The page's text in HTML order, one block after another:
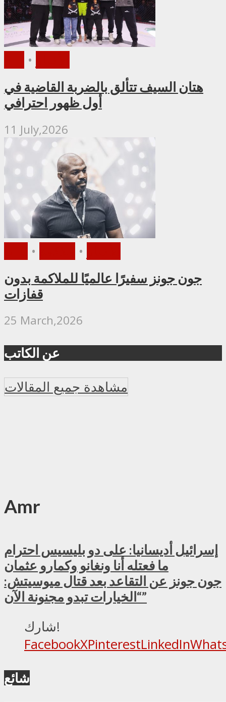
•
هتان السيف تتألق بالضربة القاضية في
أول ظهور احترافي
11 July,2026
• •
جون جونز سفيرًا عالميًا للملاكمة بدون
قفازات
25 March,2026
عن الكاتب
مشاهدة جميع المقالات
Amr
إسرائيل أديسانيا: على دو بليسيس احترام
ما فعتله أنا ونغانو وكمارو عثمان
جون جونز عن التقاعد بعد قتال ميوسيتش:
“الخيارات تبدو مجنونة الآن”
شارك!
FacebookXPinterestLinkedIn
شائع